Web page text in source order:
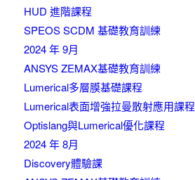
HUD 進階課程
SPEOS SCDM 基礎教育訓練
2024 年 9月
ANSYS ZEMAX基礎教育訓練
Lumerical多層膜基礎課程
Lumerical表面增強拉曼散射應用課程
Optislang與Lumerical優化課程
2024 年 8月
Discovery體驗課